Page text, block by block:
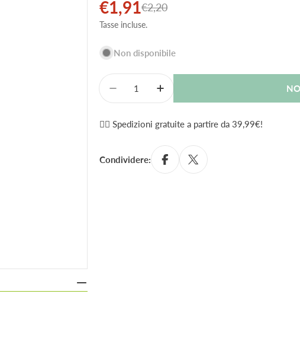
Prezzo
di
vendita
€1,91
Prezzo
normale
€2,20
Tasse incluse.
Non disponibile
Quantità
Diminuisci La Quantità Per Ceroxmed
Aumenta La Quantità Per
✌🏼 Spedizioni gratuite a partire da 39,99€!
Condividere: